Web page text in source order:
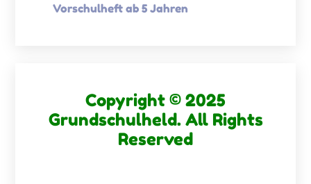
Vorschulheft ab 5 Jahren
Copyright © 2025
Grundschulheld. All Rights
Reserved